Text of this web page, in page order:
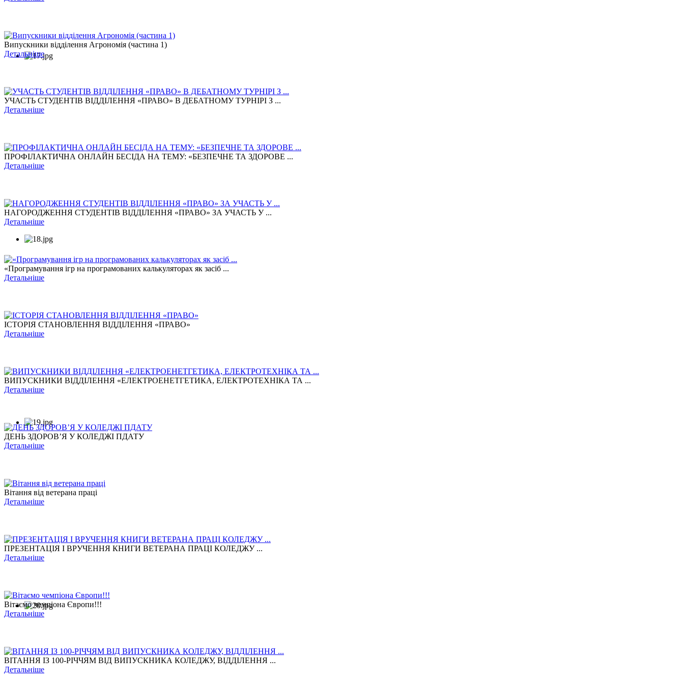
Випускники відділення Агрономія (частина 1)
Детальніше
УЧАСТЬ СТУДЕНТІВ ВІДДІЛЕННЯ «ПРАВО» В ДЕБАТНОМУ ТУРНІРІ З ...
Детальніше
ПРОФІЛАКТИЧНА ОНЛАЙН БЕСІДА НА ТЕМУ: «БЕЗПЕЧНЕ ТА ЗДОРОВЕ ...
Детальніше
НАГОРОДЖЕННЯ СТУДЕНТІВ ВІДДІЛЕННЯ «ПРАВО» ЗА УЧАСТЬ У ...
Детальніше
«Програмування ігр на програмованих калькуляторах як засіб ...
Детальніше
ІСТОРІЯ СТАНОВЛЕННЯ ВІДДІЛЕННЯ «ПРАВО»
Детальніше
ВИПУСКНИКИ ВІДДІЛЕННЯ «ЕЛЕКТРОЕНЕТГЕТИКА, ЕЛЕКТРОТЕХНІКА ТА ...
Детальніше
ДЕНЬ ЗДОРОВ’Я У КОЛЕДЖІ ПДАТУ
Детальніше
Вітання від ветерана праці
Детальніше
ПРЕЗЕНТАЦІЯ І ВРУЧЕННЯ КНИГИ ВЕТЕРАНА ПРАЦІ КОЛЕДЖУ ...
Детальніше
Вітаємо чемпіона Європи!!!
Детальніше
ВІТАННЯ ІЗ 100-РІЧЧЯМ ВІД ВИПУСКНИКА КОЛЕДЖУ, ВІДДІЛЕННЯ ...
Детальніше